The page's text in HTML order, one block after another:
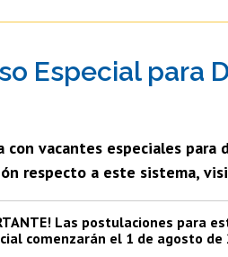
Estudios Avanzados en
Especial para
con vacantes especiales
respecto a este sistema,
Las postulaciones para
comenzarán el 1 de agosto de